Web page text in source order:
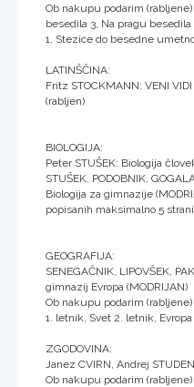
Ob nakupu podarim
besedila 3, Na pragu
1, Stezice do besedne
LATINŠČINA:
Fritz STOCKMANN: VENI
(rabljen)
BIOLOGIJA:
Peter STUŠEK: Biologija
STUŠEK, PODOBNIK,
Biologija za gimnazije
popisanih maksimalno 5
GEOGRAFIJA:
SENEGAČNIK, LIPOVŠEK,
gimnazij Evropa (MODRIJAN)
Ob nakupu podarim
1. letnik, Svet 2. letnik,
ZGODOVINA:
Janez CVIRN, Andrej
Ob nakupu podarim